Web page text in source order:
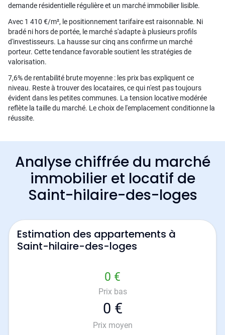
demande résidentielle régulière et un marché immobilier lisible.
Avec 1 410 €/m², le positionnement tarifaire est raisonnable. Ni
bradé ni hors de portée, le marché s'adapte à plusieurs profils
d'investisseurs. La hausse sur cinq ans confirme un marché
porteur. Cette tendance favorable soutient les stratégies de
valorisation.
7,6% de rentabilité brute moyenne : les prix bas expliquent ce
niveau. Reste à trouver des locataires, ce qui n'est pas toujours
évident dans les petites communes. La tension locative modérée
reflète la taille du marché. Le choix de l'emplacement conditionne la
réussite.
Analyse chiffrée du marché
immobilier et locatif de
Saint-hilaire-des-loges
Estimation des appartements à
Saint-hilaire-des-loges
0 €
Prix bas
0 €
Prix moyen